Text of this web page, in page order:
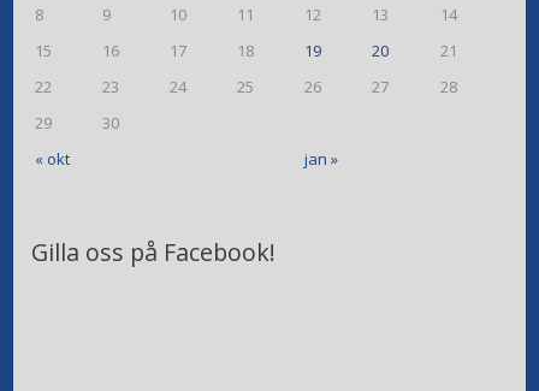
« okt jan »
8
9 10 11 12 13
14
15
16 17 18 19 20
21
22
23 24 25 26 27
28
29
30
Gilla oss på Facebook!